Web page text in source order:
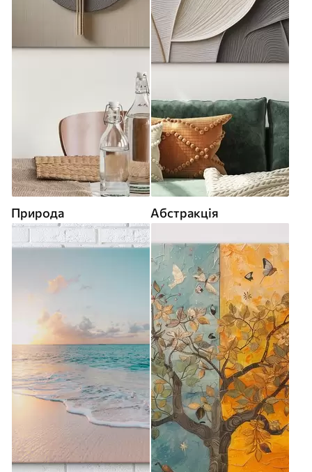
Природа Абстракція